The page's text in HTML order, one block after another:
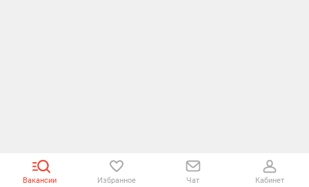
Вакансии Избранное Чат Кабинет